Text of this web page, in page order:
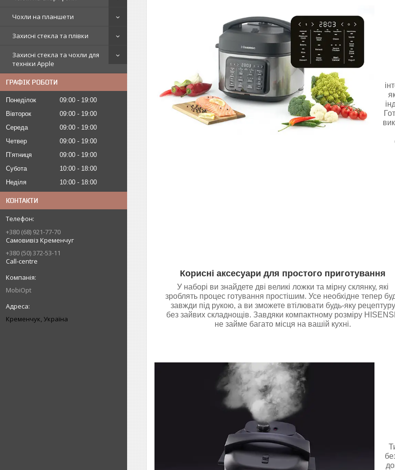
Чохли на планшети
Захисні стекла та плівки
Захисні стекла та чохли для
техніки Apple
ГРАФІК РОБОТИ
Понеділок 09:00
19:00
Вівторок
09:00
19:00
Середа
09:00
19:00
Четвер
09:00
19:00
Пʼятниця
09:00
19:00
Субота
10:00
18:00
Неділя
10:00 18:00
КОНТАКТИ
+380 (68) 921-77-70
Самовивіз Кременчуг
+380 (50) 372-53-11
Call-centre
MobiOpt
Кременчук, Україна
Корисні аксесуари для простого приготування
У наборі ви знайдете дві великі ложки та мірну склянку, які
зроблять процес готування простішим. Усе необхідне тепер
завжди під рукою, а ви зможете втілювати будь-яку рецептуру
без зайвих складнощів. Завдяки компактному розміру
не займе багато місця на вашій кухні.